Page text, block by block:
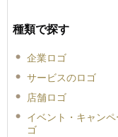
種類で探す
企業ロゴ
サービスのロゴ
店舗ロゴ
イベント・キャンペ
ゴ